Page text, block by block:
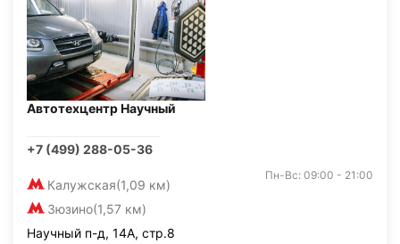
Автотехцентр Научный
+7 (499) 288-05-36
Калужская(1,09 км)
Зюзино(1,57 км)
Пн-Вс: 09:00 - 21:00
Научный п-д, 14А, стр.8